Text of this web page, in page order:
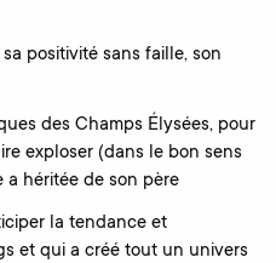
positivité sans faille, son
des Champs Élysées, pour
exploser (dans le bon sens
a héritée de son père
la tendance et
et qui a créé tout un univers